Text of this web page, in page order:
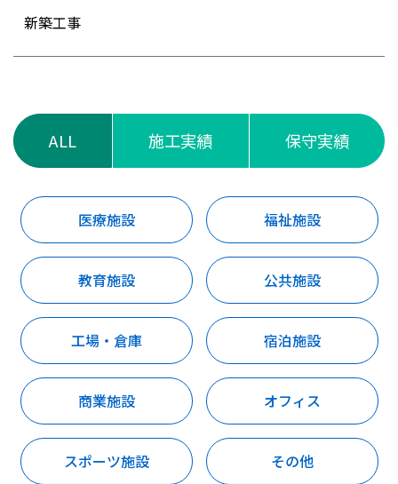
新築工事
ALL 施工実績 保守実績
医療施設 福祉施設
教育施設 公共施設
工場・倉庫 宿泊施設
商業施設 オフィス
スポーツ施設 その他